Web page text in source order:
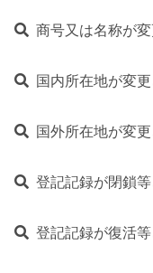
商号又は名称が
国内所在地が変
国外所在地が変
登記記録が閉鎖
登記記録が復活